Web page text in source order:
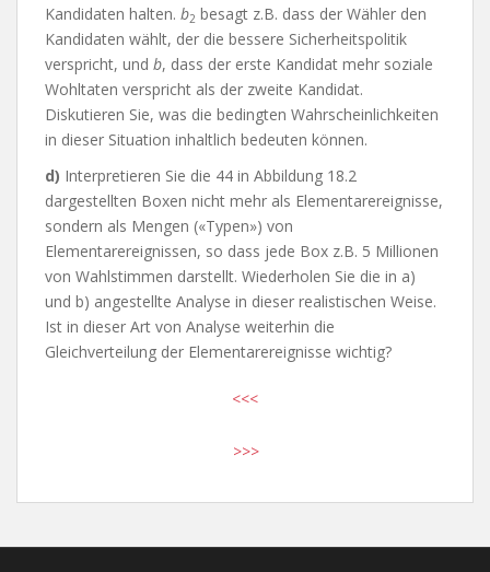
Kandidaten halten. b2 besagt z.B. dass der Wähler den
Kandidaten wählt, der die bessere Sicherheitspolitik
verspricht, und b, dass der erste Kandidat mehr soziale
Wohltaten verspricht als der zweite Kandidat.
Diskutieren Sie, was die bedingten Wahrscheinlichkeiten
in dieser Situation inhaltlich bedeuten können.
d) Interpretieren Sie die 44 in Abbildung 18.2
dargestellten Boxen nicht mehr als Elementarereignisse,
sondern als Mengen («Typen») von
Elementarereignissen, so dass jede Box z.B. 5 Millionen
von Wahlstimmen darstellt. Wiederholen Sie die in a)
und b) angestellte Analyse in dieser realistischen Weise.
Ist in dieser Art von Analyse weiterhin die
Gleichverteilung der Elementarereignisse wichtig?
<<<
>>>